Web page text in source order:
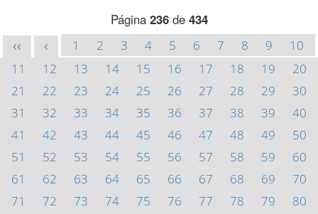
Página 236de 434
<< < 1 2 3 4 5 6 7 8 9
10
11
12 13 14 15 16 17 18 19
20
21
22 23 24 25 26 27 28 29
30
31
32 33 34 35 36 37 38 39
40
41
42 43 44 45 46 47 48 49
50
51
52 53 54 55 56 57 58 59
60
61
62 63 64 65 66 67 68 69
70
71
72 73 74 75 76 77 78 79
80